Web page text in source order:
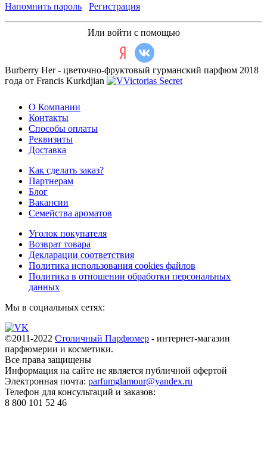
Напомнить пароль
Регистрация
Или войти с помощью
Burberry Her - цветочно-фруктовый гурманский парфюм 2018
года от Francis Kurkdjian
О Компании
Контакты
Способы оплаты
Реквизиты
Доставка
Как сделать заказ?
Партнерам
Блог
Вакансии
Семейства ароматов
Уголок покупателя
Возврат товара
Декларации соответствия
Политика использования cookies файлов
Политика в отношении обработки персональных
данных
Мы в социальных сетях:
©2011-2022 Столичный Парфюмер - интернет-магазин
парфюмерии и косметики.
Все права защищены
Информация на сайте не является публичной офертой
Электронная почта: parfumglamour@yandex.ru
Телефон для консультаций и заказов:
8 800 101 52 46